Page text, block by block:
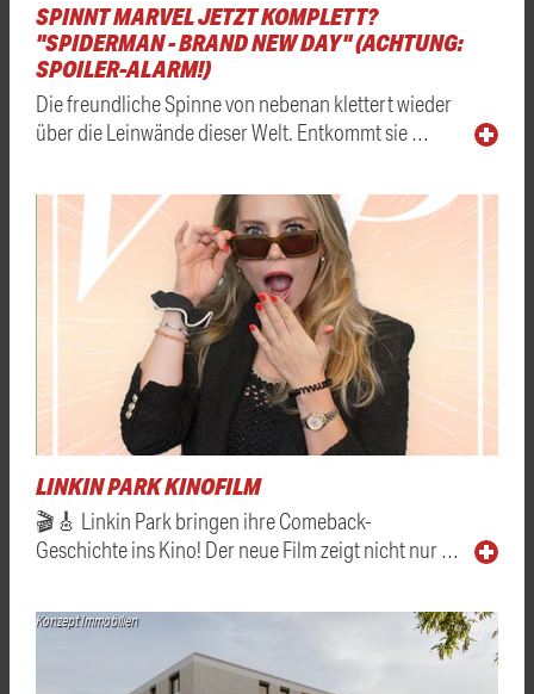
SPINNT MARVEL JETZT KOMPLETT?
"SPIDERMAN - BRAND NEW DAY" (ACHTUNG:
SPOILER-ALARM!)
Die freundliche Spinne von nebenan klettert wieder
über die Leinwände dieser Welt. Entkommt sie …
LINKIN PARK KINOFILM
🎬🎸 Linkin Park bringen ihre Comeback-
Geschichte ins Kino! Der neue Film zeigt nicht nur …
Konzept Immobilien